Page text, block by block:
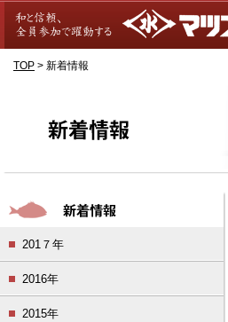
TOP > 新着情報
201７年
2016年
2015年